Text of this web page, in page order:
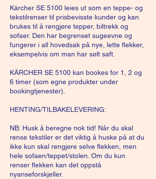
Kärcher SE 5100 leies ut som en teppe- og
tekstilrenser til prisbevisste kunder og kan
brukes til å rengjøre tepper, biltrekk og
sofaer. Den har begrenset sugeevne og
fungerer i all hovedsak på nye, lette flekker,
eksempelvis om man har sølt saft.
KÄRCHER SE 5100 kan bookes for 1, 2 og
6 timer (som egne produkter under
bookingtjenester).
HENTING/TILBAKELEVERING:
NB: Husk å beregne nok tid! Når du skal
rense tekstiler er det viktig å huske på at du
ikke kun skal rengjøre selve flekken, men
hele sofaen/teppet/stolen. Om du kun
renser flekken kan det oppstå
nyanseforskjeller.